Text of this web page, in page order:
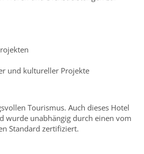
und kultureller Projekte
Tourismus. Auch dieses Hotel
wurde unabhängig durch einen vom
Standard zertifiziert.